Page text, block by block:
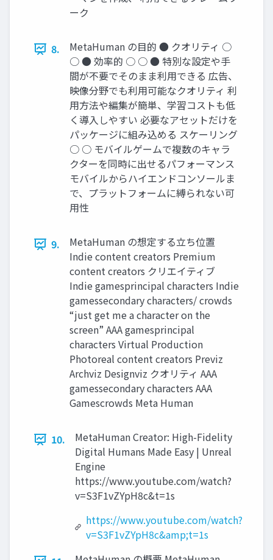
ーク
8.
MetaHuman の目的 ● クオリティ ○
○ ● 効率的 ○ ○ ● 特別な設定や手
間が不要でそのまま利用できる 広告、
映像分野でも利用可能なクオリティ 利
用方法や編集が簡単、学習コストも低
く導入しやすい 必要なアセットだけを
パッケージに組み込める スケーリング
○ ○ モバイルゲームで複数のキャラ
クターを同時に出せるパフォーマンス
モバイルからハイエンドコンソールま
で、プラットフォームに縛られない可
用性
9.
MetaHuman の想定する立ち位置
Indie content creators Premium
content creators クリエイティブ
Indie gamesprincipal characters Indie
gamessecondary characters/ crowds
“just get me a character on the
screen” AAA gamesprincipal
characters Virtual Production
Photoreal content creators Previz
Archviz Designviz クオリティ AAA
gamessecondary characters AAA
Gamescrowds Meta Human
10.
MetaHuman Creator: High-Fidelity
Digital Humans Made Easy | Unreal
Engine
https://www.youtube.com/watch?
v=S3F1vZYpH8c&t=1s
https://www.youtube.com/watch?
v=S3F1vZYpH8c&amp;t=1s